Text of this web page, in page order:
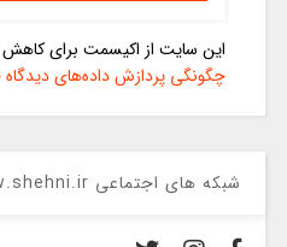
این سایت از اکیسمت برای
چگونگی پردازش داده‌های دیدگاه
شبکه های اجتماعی www.shehni.ir